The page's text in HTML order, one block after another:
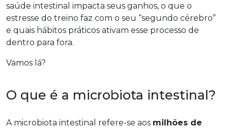
saúde intestinal impacta seus ganhos, o que o
estresse do treino faz com o seu “segundo cérebro”
e quais hábitos práticos ativam esse processo de
dentro para fora.
Vamos lá?
O que é a microbiota intestinal?
A microbiota intestinal refere-se aos milhões de